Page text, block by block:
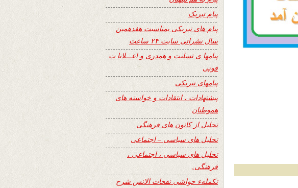
پیام تبریک
پیام های تبریکی بمناسبت هفدهمین
سال نشراتی سایت ۲۴ ساعت
پیامها ی تسلیت و همدری و اعـــلانا ت
فوتی
پیامهای تبریکی
پیشنهادات ، انتقادات و خواسته های
هموطنان
تجلیل از کانون های فرهنگی
تحلیل های سیاسی – اجتماعی
تحلیل های سیاسی ، اجتماعی ،
فرهنگی.
تکملهء حواشی نفحات الانس شرح